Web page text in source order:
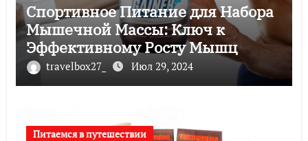
Спортивное Питание для Набора
Мышечной Массы: Ключ к
Эффективному Росту Мышц
travelbox27_ Июл 29, 2024
Питаемся в путешествии